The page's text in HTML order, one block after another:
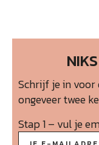
Schrijf je in voor
ongeveer twee
Stap 1 – vul je